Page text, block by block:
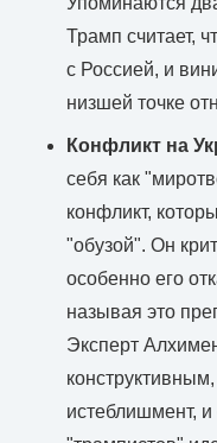
Трамп считает,
с Россией, и
низшей точке
Конфликт на
себя как
конфликт,
"обузой". Он
особенно его
называя это
Эксперт
истеблишмент, и